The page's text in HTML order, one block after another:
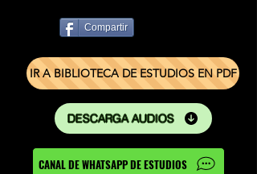
Compartir
IR A BIBLIOTECA DE ESTUDIOS EN PDF
DESCARGA AUDIOS
CANAL DE WHATSAPP DE ESTUDIOS